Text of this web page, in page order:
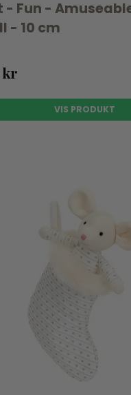
Fun -
- 10 cm
kr
VIS PRODUKT